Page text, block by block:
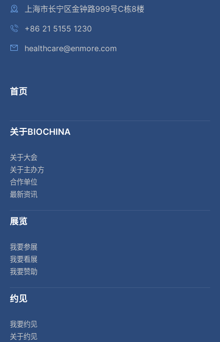
上海市长宁区金钟路999号C栋8楼
+86 21 5155 1230
healthcare@enmore.com
首页
关于BIOCHINA
关于大会
关于主办方
合作单位
最新资讯
展览
我要参展
我要看展
我要赞助
约见
我要约见
关于约见